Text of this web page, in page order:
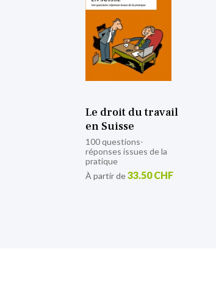
Le droit du travail
en Suisse
100 questions-
réponses issues de la
pratique
À partir de33.50 CHF